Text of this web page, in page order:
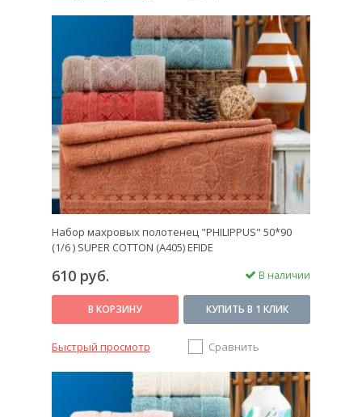
Набор махровых полотенец "PHILIPPUS" 50*90
(1/6 ) SUPER COTTON (A405) EFIDE
610 руб. В наличии
В КОРЗИНУ КУПИТЬ В 1 КЛИК
Быстрый просмотр Сравнить